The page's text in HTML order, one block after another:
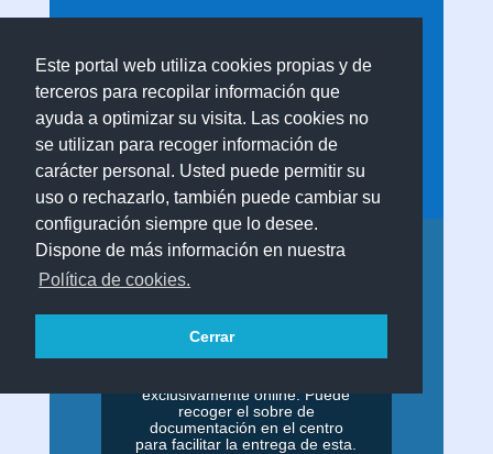
Este portal web utiliza cookies propias y de
terceros para recopilar información que
ayuda a optimizar su visita. Las cookies no
se utilizan para recoger información de
carácter personal. Usted puede permitir su
uso o rechazarlo, también puede cambiar su
configuración siempre que lo desee.
Dispone de más información en nuestra
Política de cookies.
Cerrar
Espinosa | Página
oficial
Tfno.: 928599073. Email:
35006205@gobiernodecanarias.org
MATRICULACI
ÓN CURSO
26/27
exclusivamente online. Puede
recoger el sobre de
documentación en el centro
para facilitar la entrega de esta.